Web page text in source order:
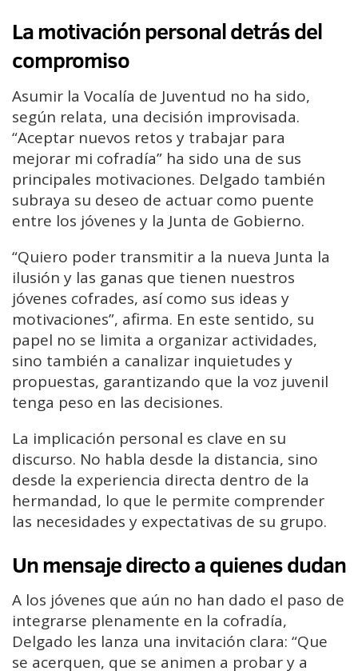
La motivación personal detrás del
compromiso
Asumir la Vocalía de Juventud no ha sido,
según relata, una decisión improvisada.
“Aceptar nuevos retos y trabajar para
mejorar mi cofradía” ha sido una de sus
principales motivaciones. Delgado también
subraya su deseo de actuar como puente
entre los jóvenes y la Junta de Gobierno.
“Quiero poder transmitir a la nueva Junta la
ilusión y las ganas que tienen nuestros
jóvenes cofrades, así como sus ideas y
motivaciones”, afirma. En este sentido, su
papel no se limita a organizar actividades,
sino también a canalizar inquietudes y
propuestas, garantizando que la voz juvenil
tenga peso en las decisiones.
La implicación personal es clave en su
discurso. No habla desde la distancia, sino
desde la experiencia directa dentro de la
hermandad, lo que le permite comprender
las necesidades y expectativas de su grupo.
Un mensaje directo a quienes dudan
A los jóvenes que aún no han dado el paso de
integrarse plenamente en la cofradía,
Delgado les lanza una invitación clara: “Que
se acerquen, que se animen a probar y a